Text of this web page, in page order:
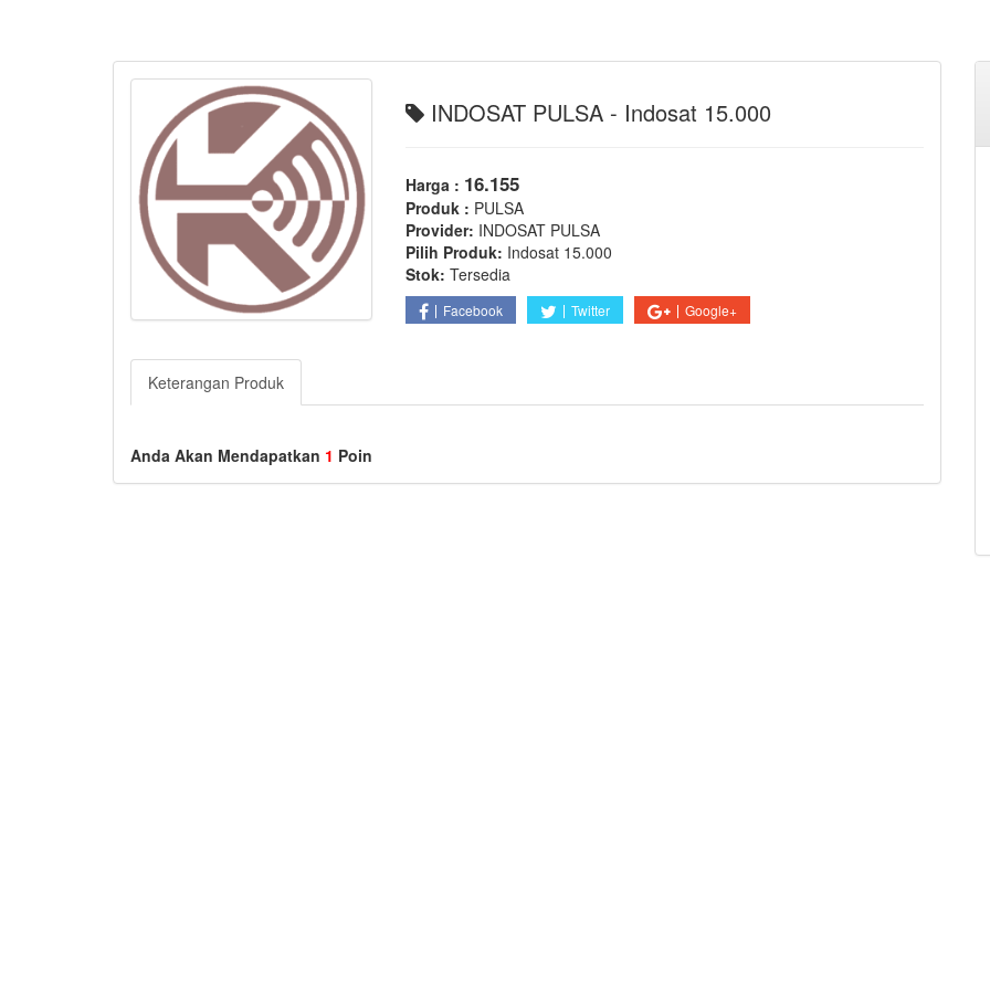
INDOSAT PULSA - Indosat 15.000
Harga : 16.155
Produk : PULSA
Provider: INDOSAT PULSA
Pilih Produk: Indosat 15.000
Stok: Tersedia
Facebook Twitter Google+
Keterangan Produk
Anda Akan Mendapatkan 1 Poin